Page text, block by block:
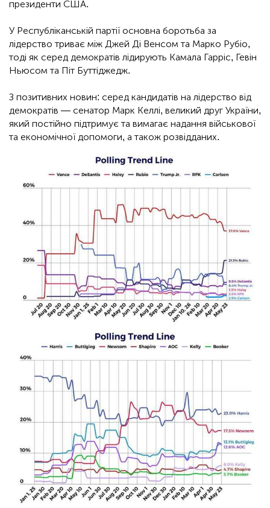
президенти США.
У Республіканській партії основна боротьба за
лідерство триває між Джей Ді Венсом та Марко Рубіо,
тоді як серед демократів лідирують Камала Гарріс, Гевін
Ньюсом та Піт Буттіджедж.
З позитивних новин: серед кандидатів на лідерство від
демократів — сенатор Марк Келлі, великий друг України,
який постійно підтримує та вимагає надання військової
та економічної допомоги, а також розвідданих.